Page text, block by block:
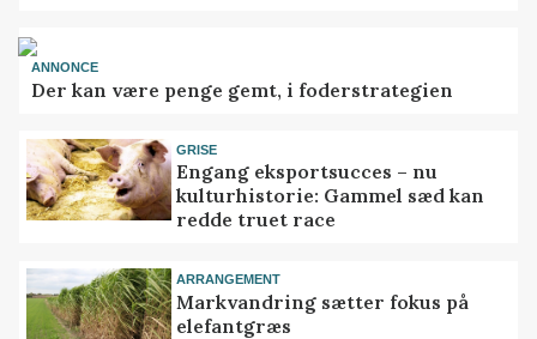
ANNONCE
Der kan være penge gemt, i foderstrategien
GRISE
Engang eksportsucces – nu
kulturhistorie: Gammel sæd kan
redde truet race
ARRANGEMENT
Markvandring sætter fokus på
elefantgræs